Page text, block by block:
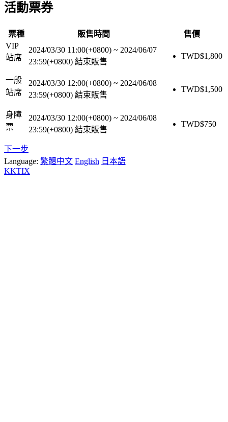
活動票券
票種 販售時間
售價
VIP
站席
2024/03/30 11:00(+0800) ~ 2024/06/07
23:59(+0800) 結束販售
TWD$1,800
一般
站席
2024/03/30 12:00(+0800) ~ 2024/06/08
23:59(+0800) 結束販售
TWD$1,500
身障
票
2024/03/30 12:00(+0800) ~ 2024/06/08
23:59(+0800) 結束販售
TWD$750
下一步
Language: 繁體中文 English 日本語
KKTIX